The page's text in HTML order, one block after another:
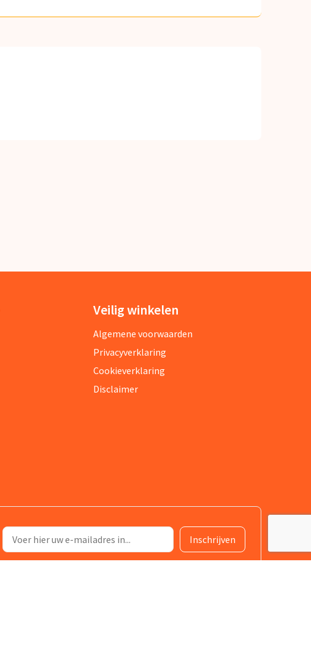
Veilig winkelen
Algemene voorwaarden
Privacyverklaring
Cookieverklaring
Disclaimer